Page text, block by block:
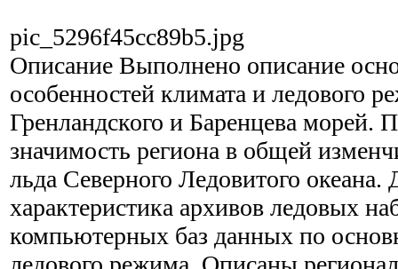
pic_5296f45cc89b5.jpg
Описание Выполнено описание
особенностей климата и ледового
Гренландского и Баренцева морей.
значимость региона в общей
льда Северного Ледовитого океана.
характеристика архивов ледовых
компьютерных баз данных по